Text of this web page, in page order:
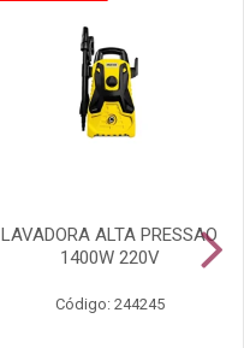
LAVADORA ALTA PRESSAO
1400W 220V
Código: 244245